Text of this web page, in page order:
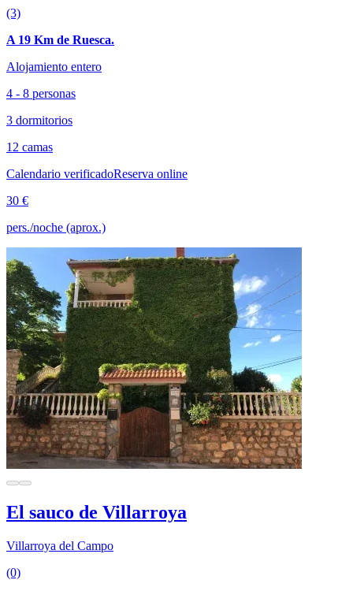
(3)
A 19 Km de Ruesca.
Alojamiento entero
4 - 8 personas
3 dormitorios
12 camas
Calendario verificadoReserva online
30 €
pers./noche (aprox.)
El sauco de Villarroya
Villarroya del Campo
(0)